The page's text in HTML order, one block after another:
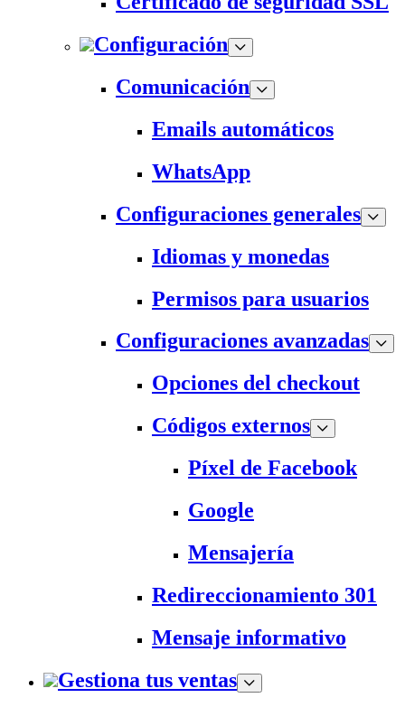
Configuración
Comunicación
Emails automáticos
WhatsApp
Configuraciones generales
Idiomas y monedas
Permisos para usuarios
Configuraciones avanzadas
Opciones del checkout
Códigos externos
Píxel de Facebook
Google
Mensajería
Redireccionamiento 301
Mensaje informativo
Gestiona tus ventas